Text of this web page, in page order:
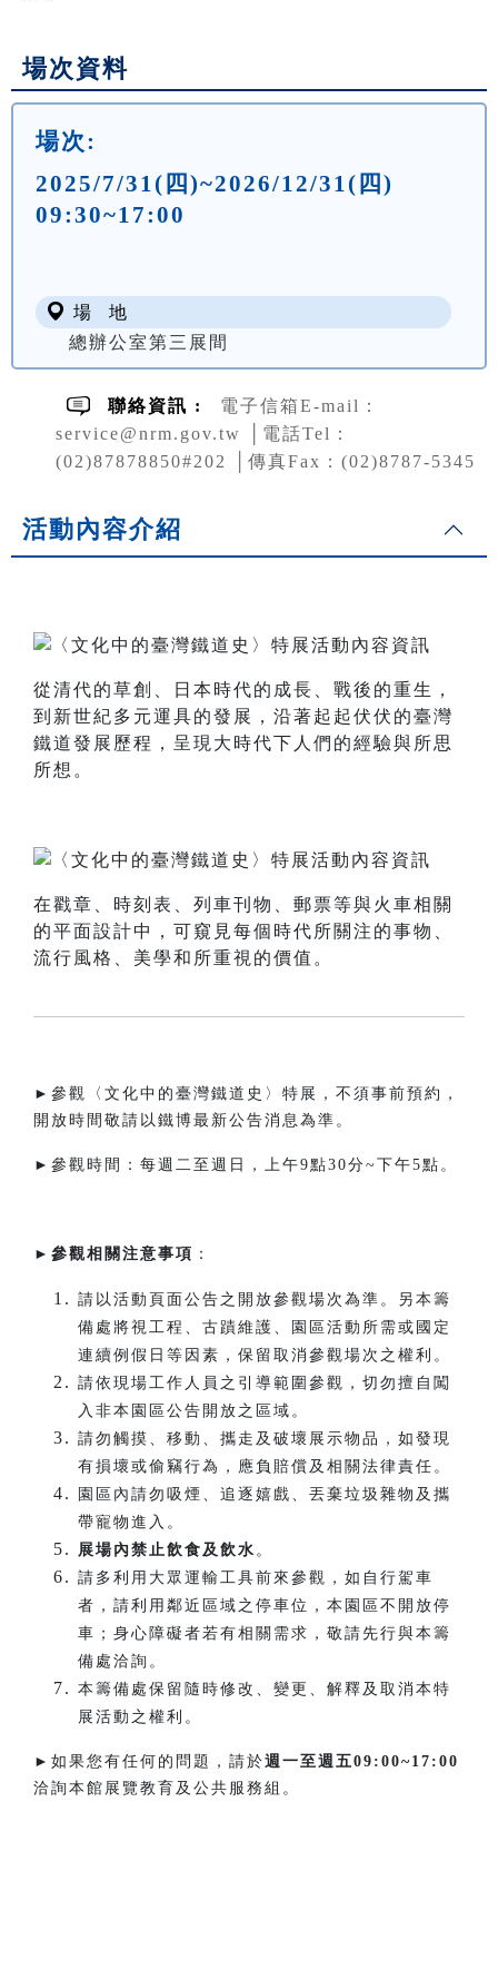
場次資料
場次:
2025/7/31(四)~2026/12/31(四)
09:30~17:00
場 地
總辦公室第三展間
聯絡資訊 :
電子信箱E-mail：
service@nrm.gov.tw │電話Tel：
(02)87878850#202 │傳真Fax：(02)8787-5345
活動內容介紹
從清代的草創、日本時代的成長、戰後的重生，
到新世紀多元運具的發展，沿著起起伏伏的臺灣
鐵道發展歷程，呈現大時代下人們的經驗與所思
所想。
在戳章、時刻表、列車刊物、郵票等與火車相關
的平面設計中，可窺見每個時代所關注的事物、
流行風格、美學和所重視的價值。
►參觀〈文化中的臺灣鐵道史〉特展，不須事前預約，
開放時間敬請以鐵博最新公告消息為準。
►參觀時間：每週二至週日，上午9點30分~下午5點。​
► 參觀相關注意事項 ：
請以活動頁面公告之開放參觀場次為準。另本籌
備處將視工程、古蹟維護、園區活動所需或國定
連續例假日等因素，保留取消參觀場次之權利。
請依現場工作人員之引導範圍參觀，切勿擅自闖
入非本園區公告開放之區域。
請勿觸摸、移動、攜走及破壞展示物品，如發現
有損壞或偷竊行為，應負賠償及相關法律責任。
園區內請勿吸煙、追逐嬉戲、丟棄垃圾雜物及攜
帶寵物進入。
展場內禁止飲食及飲水 。
請多利用大眾運輸工具前來參觀，如自行駕車
者，請利用鄰近區域之停車位，本園區不開放停
車；身心障礙者若有相關需求，敬請先行與本籌
備處洽詢。
本籌備處保留隨時修改、變更、解釋及取消本特
展活動之權利。
►如果您有任何的問題，請於週一至週五09:00~17:00
洽詢本館展覽教育及公共服務組。